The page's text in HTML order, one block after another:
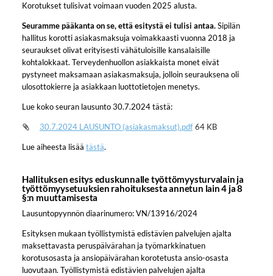
Korotukset tulisivat voimaan vuoden 2025 alusta.
Seuramme pääkanta on se, että esitystä ei tulisi antaa.Sipilän
hallitus korotti asiakasmaksuja voimakkaasti vuonna 2018 ja
seuraukset olivat erityisesti vähätuloisille kansalaisille
kohtalokkaat. Terveydenhuollon asiakkaista monet eivät
pystyneet maksamaan asiakasmaksuja, jolloin seurauksena oli
ulosottokierre ja asiakkaan luottotietojen menetys.
Lue koko seuran lausunto 30.7.2024 tästä:
30.7.2024 LAUSUNTO (asiakasmaksut).pdf 64 KB
Lue aiheesta lisää tästä.
Hallituksen esitys eduskunnalle työttömyysturvalain ja
työttömyysetuuksien rahoituksesta annetun lain 4 ja 8
§:n muuttamisesta
Lausuntopyynnön diaarinumero: VN/13916/2024
Esityksen mukaan työllistymistä edistävien palvelujen ajalta
maksettavasta peruspäivärahan ja työmarkkinatuen
korotusosasta ja ansiopäivärahan korotetusta ansio-osasta
luovutaan. Työllistymistä edistävien palvelujen ajalta